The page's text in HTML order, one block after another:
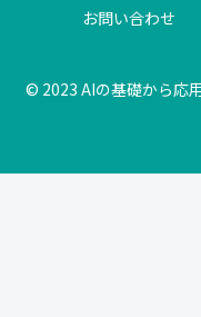
お問い合わせ
© 2023 AIの基礎から応